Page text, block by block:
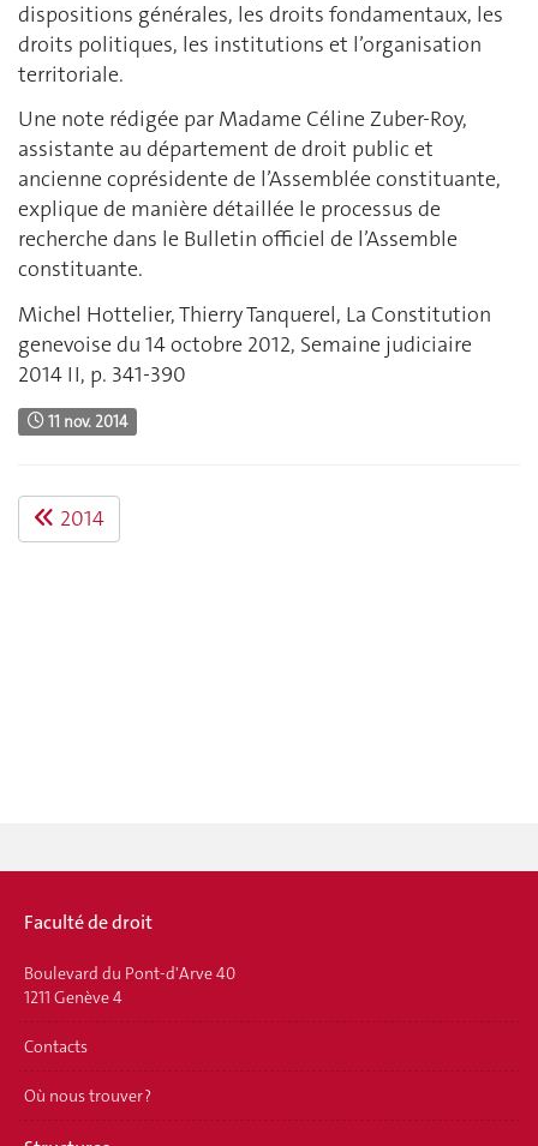
dispositions générales, les droits fondamentaux, les
droits politiques, les institutions et l’organisation
territoriale.
Une note rédigée par Madame Céline Zuber-Roy,
assistante au département de droit public et
ancienne coprésidente de l’Assemblée constituante,
explique de manière détaillée le processus de
recherche dans le Bulletin officiel de l’Assemble
constituante.
Michel Hottelier, Thierry Tanquerel, La Constitution
genevoise du 14 octobre 2012, Semaine judiciaire
2014 II, p. 341-390
11 nov. 2014
2014
Faculté de droit
Boulevard du Pont-d'Arve 40
1211 Genève 4
Contacts
Où nous trouver ?